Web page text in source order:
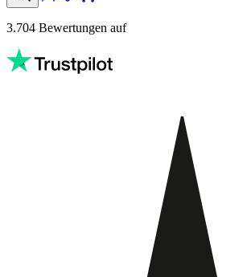
3.704 Bewertungen auf